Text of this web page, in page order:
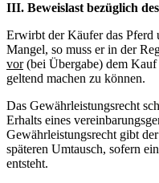
III. Beweislast bezüglich
Erwirbt der Käufer das Pferd
Mangel, so muss er in der
vor(bei Übergabe) dem Kauf
geltend machen zu können.
Das Gewährleistungsrecht
Erhalts eines
Gewährleistungsrecht gibt
späteren Umtausch, sofern
entsteht.